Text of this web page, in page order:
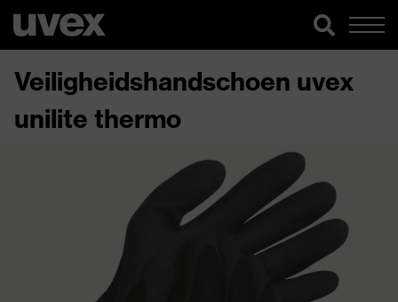
Veiligheidshandschoen uvex
unilite thermo